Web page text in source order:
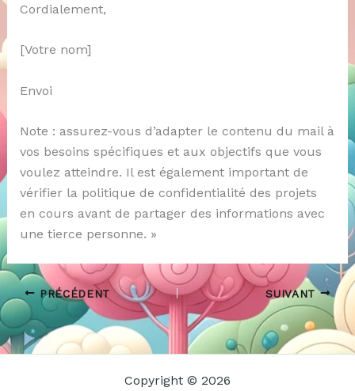
Cordialement,
[Votre nom]
Envoi
Note : assurez-vous d’adapter le contenu du mail à
vos besoins spécifiques et aux objectifs que vous
voulez atteindre. Il est également important de
vérifier la politique de confidentialité des projets
en cours avant de partager des informations avec
une tierce personne. »
PRÉCÉDENT SUIVANT
Copyright © 2026